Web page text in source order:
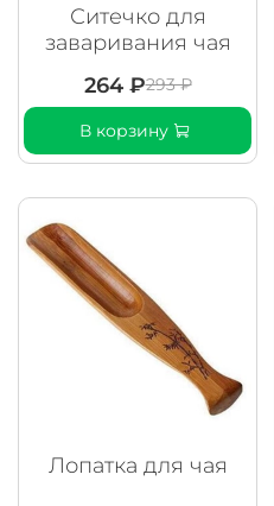
Ситечко для
заваривания чая
293 ₽
264 ₽
В корзину
Лопатка для чая